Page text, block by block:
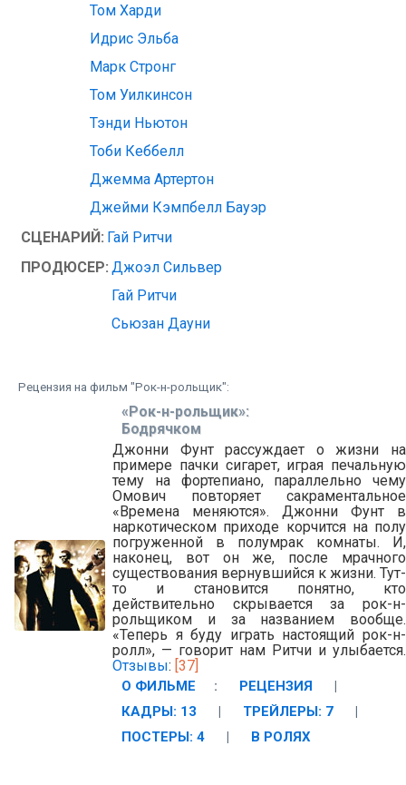
Том Харди
Идрис Эльба
Марк Стронг
Том Уилкинсон
Тэнди Ньютон
Тоби Кеббелл
Джемма Артертон
Джейми Кэмпбелл Бауэр
СЦЕНАРИЙ: Гай Ритчи
ПРОДЮСЕР: Джоэл Сильвер
Гай Ритчи
Сьюзан Дауни
Рецензия на фильм "Рок-н-рольщик":
«Рок-н-рольщик»:
Бодрячком
Джонни Фунт рассуждает о жизни на
примере пачки сигарет, играя печальную
тему на фортепиано, параллельно чему
Омович повторяет сакраментальное
«Времена меняются». Джонни Фунт в
наркотическом приходе корчится на полу
погруженной в полумрак комнаты. И,
наконец, вот он же, после мрачного
существования вернувшийся к жизни. Тут-
то и становится понятно, кто
действительно скрывается за рок-н-
рольщиком и за названием вообще.
«Теперь я буду играть настоящий рок-н-
ролл», — говорит нам Ритчи и улыбается.
Отзывы: [37]
О ФИЛЬМЕ : РЕЦЕНЗИЯ
|
КАДРЫ: 13
| ТРЕЙЛЕРЫ: 7
|
ПОСТЕРЫ: 4
| В РОЛЯХ